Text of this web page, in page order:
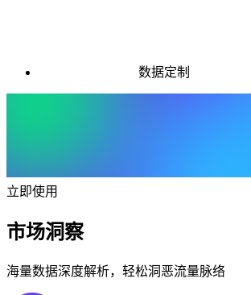
数据定制
立即使用
市场洞察
海量数据深度解析，轻松洞恶流量脉络